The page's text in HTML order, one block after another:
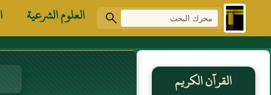
العلوم الشرعية
القرآن الكريم